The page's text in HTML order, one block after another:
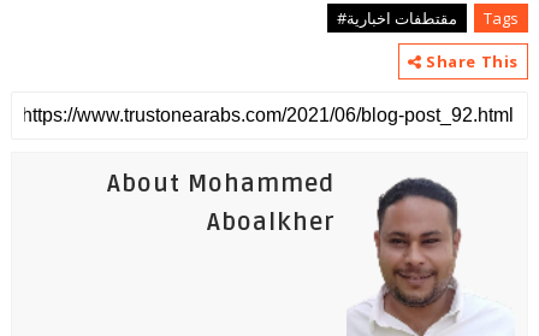
Tags
مقتطفات اخبارية#
Share This
About Mohammed
Aboalkher